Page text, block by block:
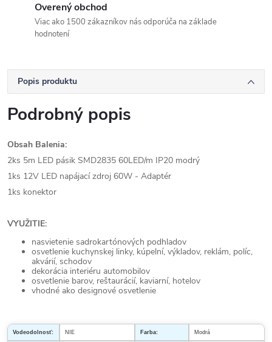
Overený obchod
Viac ako 1500 zákazníkov nás odporúča na základe
hodnotení
Popis produktu
Podrobný popis
Obsah Balenia:
2ks 5m LED pásik SMD2835 60LED/m IP20 modrý
1ks 12V LED napájací zdroj 60W - Adaptér
1ks konektor
VYUŽITIE:
nasvietenie sadrokartónových podhladov
osvetlenie kuchynskej linky, kúpelní, výkladov, reklám, políc,
akvárií, schodov
dekorácia interiéru automobilov
osvetlenie barov, reštaurácií, kaviarní, hotelov
vhodné ako designové osvetlenie
Vodeodolnosť: NIE Farba: Modrá